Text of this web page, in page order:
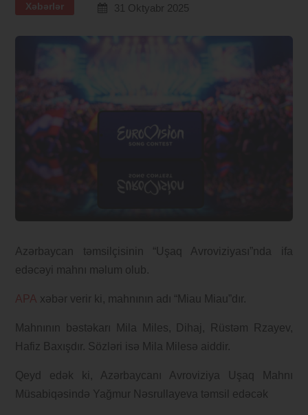
Xəbərlər 31 Oktyabr 2025
Azərbaycan təmsilçisinin “Uşaq Avroviziyası”nda ifa
edəcəyi mahnı məlum olub.
APA xəbər verir ki, mahnının adı “Miau Miau”dır.
Mahnının bəstəkarı Mila Miles, Dihaj, Rüstəm Rzayev,
Hafiz Baxışdır. Sözləri isə Mila Milesə aiddir.
Qeyd edək ki, Azərbaycanı Avroviziya Uşaq Mahnı
Müsabiqəsində Yağmur Nəsrullayeva təmsil edəcək